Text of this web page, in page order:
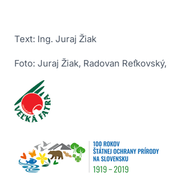
Text: Ing. Juraj Žiak
Foto: Juraj Žiak, Radovan